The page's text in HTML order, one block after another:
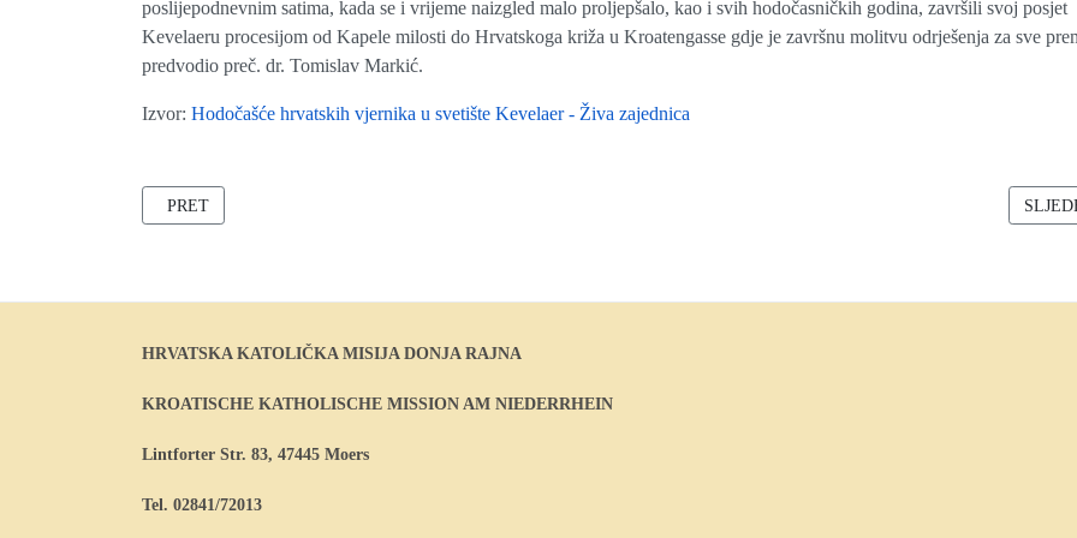
poslijepodnevnim satima, kada se i vrijeme naizgled malo proljepšalo, kao i svih hodočasničkih godina, završili svoj posjet
Kevelaeru procesijom od Kapele milosti do Hrvatskoga križa u Kroatengasse gdje je završnu molitvu odrješenja za sve
predvodio preč. dr. Tomislav Markić.
Izvor: Hodočašće hrvatskih vjernika u svetište Kevelaer - Živa zajednica
PRETHODNI ČLANAK: BLAGOSLOV OBITELJI I DOMOVA 2025-2026
PRET
HRVATSKA KATOLIČKA MISIJA DONJA RAJNA
KROATISCHE KATHOLISCHE MISSION AM NIEDERRHEIN
Lintforter Str. 83, 47445 Moers
Tel. 02841/72013